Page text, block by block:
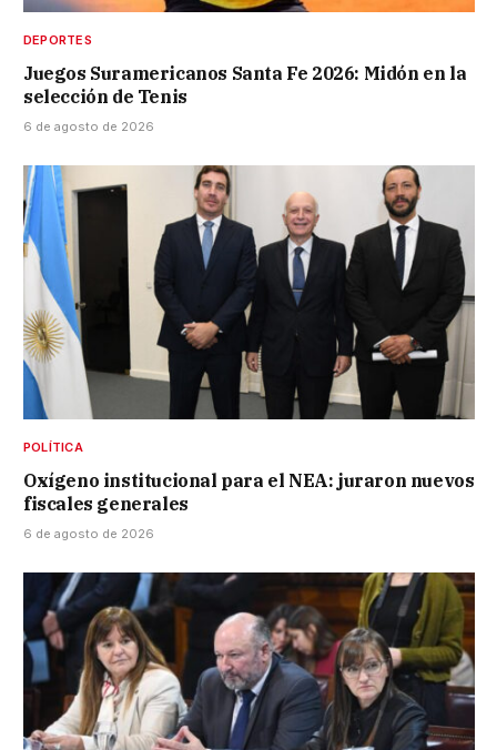
DEPORTES
Juegos Suramericanos Santa Fe 2026: Midón en la
selección de Tenis
6 de agosto de 2026
POLÍTICA
Oxígeno institucional para el NEA: juraron nuevos
fiscales generales
6 de agosto de 2026